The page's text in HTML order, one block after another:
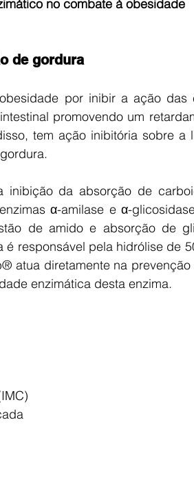
no combate à obesidade
de gordura
por inibir a ação das
promovendo um
tem ação inibitória sobre a
inibição da absorção de
α-amilase e α-
de amido e absorção de
responsável pela hidrólise de
atua diretamente na
enzimática desta enzima.